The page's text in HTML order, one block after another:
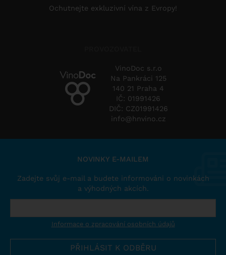
Ochutnejte exkluzivní vína z Evropy!
VinoDoc s.r.o
Na Pankráci 125
140 21 Praha 4
IČ: 01991426
DIČ: CZ01991426
info@hnvino.cz
NOVINKY E-MAILEM
Zadejte svůj e-mail a budete informováni o novinkách
a výhodných akcích.
Informace o zpracování osobních údajů